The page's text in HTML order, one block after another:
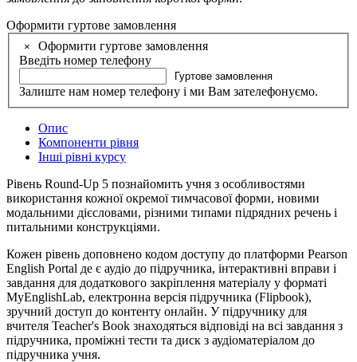
Оформити гуртове замовлення
×
Оформити гуртове замовлення
Введіть номер телефону
Гуртове замовлення
Залиште нам номер телефону і ми Вам зателефонуємо.
Опис
Компоненти рівня
Інші рівні курсу
Рівень Round-Up 5 познайомить учня з особливостями
використання кожної окремої тимчасової форми, новими
модальними дієсловами, різними типами підрядних речень і
питальними конструкціями.
Кожен рівень доповнено кодом доступу до платформи Pearson
English Portal де є аудіо до підручника, інтерактивні вправи і
завдання для додаткового закріплення матеріалу у форматі
MyEnglishLab, електронна версія підручника (Flipbook),
зручний доступ до контенту онлайн. У підручнику для
вчителя Teacher's Book знаходяться відповіді на всі завдання з
підручника, проміжні тести та диск з аудіоматеріалом до
підручника учня.